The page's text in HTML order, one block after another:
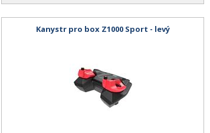
Kanystr pro box Z1000 Sport - levý